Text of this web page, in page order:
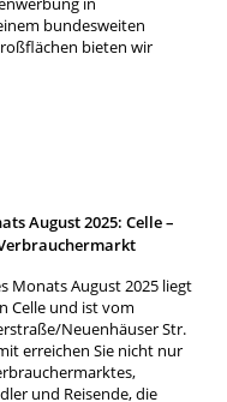
bundesweiten
bieten wir
August 2025: Celle –
Monats August 2025 liegt
Celle und ist vom
Neuenhäuser Str.
erreichen Sie nicht nur
und Reisende, die